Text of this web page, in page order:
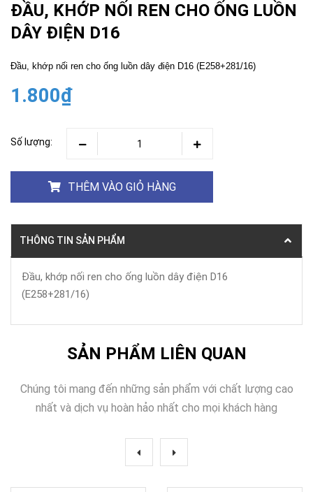
ĐẦU, KHỚP NỐI REN CHO ỐNG LUỒN
DÂY ĐIỆN D16
Đầu, khớp nối ren cho ống luồn dây điện D16 (E258+281/16)
1.800₫
Số lượng:
THÊM VÀO GIỎ HÀNG
THÔNG TIN SẢN PHẨM
Đầu, khớp nối ren cho ống luồn dây điện D16
(E258+281/16)
SẢN PHẨM LIÊN QUAN
Chúng tôi mang đến những sản phẩm với chất lượng cao
nhất và dịch vụ hoàn hảo nhất cho mọi khách hàng